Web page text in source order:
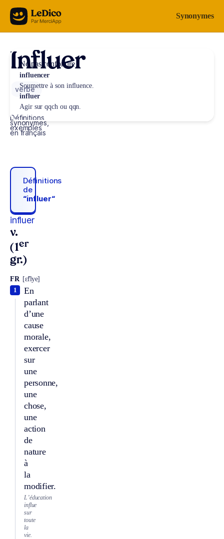
Aller au contenu Synonymes
Influer
verbe
Définitions,
synonymes,
exemples
en français
Définitions
de
“influer“
influer
v.
(1er
gr.)
FR [ɛ̃flye]
En
parlant
d’une
cause
morale,
exercer
sur
une
personne,
une
chose,
une
action
de
nature
à
la
modifier.
1
L’éducation
influe
sur
toute
la
vie.
Ne pas confondre
influencer
Soumettre à son influence.
influer
Agir sur qqch ou qqn.